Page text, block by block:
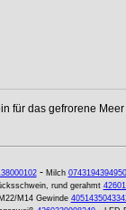
für das gefrorene
- Milch 0743194394950
rund gerahmt
M14 Gewinde